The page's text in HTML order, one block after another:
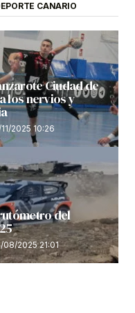
CANARIO
Ciudad de
los nervios y
2025 10:26
del
08/2025 21:01